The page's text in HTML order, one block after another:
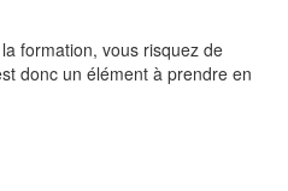
formation, vous risquez de
donc un élément à prendre en